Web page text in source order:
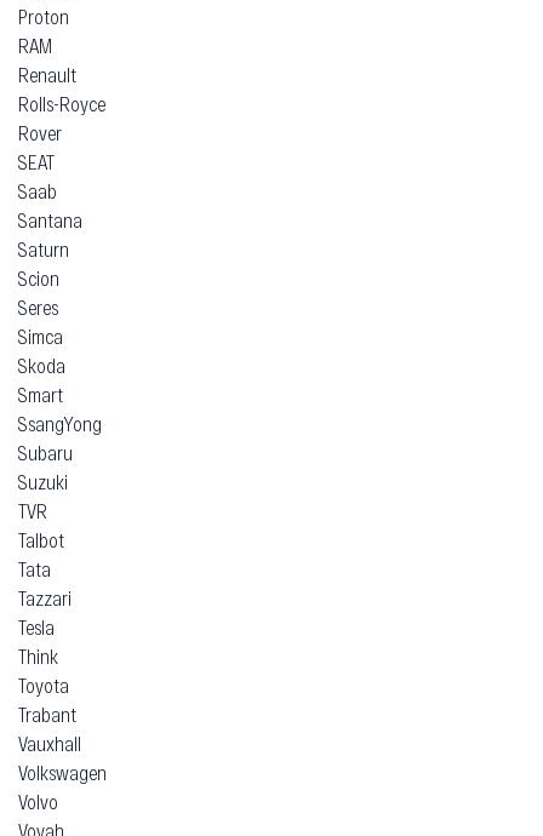
Proton
RAM
Renault
Rolls-Royce
Rover
SEAT
Saab
Santana
Saturn
Scion
Seres
Simca
Skoda
Smart
SsangYong
Subaru
Suzuki
TVR
Talbot
Tata
Tazzari
Tesla
Think
Toyota
Trabant
Vauxhall
Volkswagen
Volvo
Voyah